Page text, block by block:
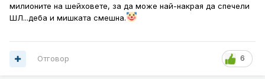
милионите на шейховете, за да може най-накрая да спечели
ШЛ...деба и мишката смешна.
6
Отговор